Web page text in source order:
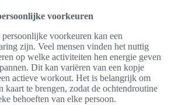
voorkeuren
voorkeuren kan een
zijn. Veel mensen vinden het nuttig
op welke activiteiten hen energie geven
Dit kan variëren van een kopje
actieve workout. Het is belangrijk om
kaart te brengen, zodat de ochtendroutine
behoeften van elke persoon.